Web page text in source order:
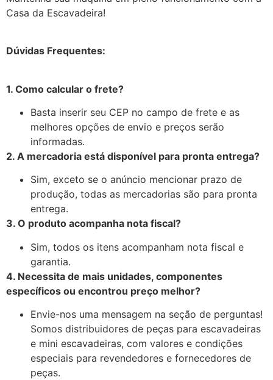
Casa da Escavadeira!
Dúvidas Frequentes:
1. Como calcular o frete?
Basta inserir seu CEP no campo de frete e as
melhores opções de envio e preços serão
informadas.
2. A mercadoria está disponível para pronta entrega?
Sim, exceto se o anúncio mencionar prazo de
produção, todas as mercadorias são para pronta
entrega.
3. O produto acompanha nota fiscal?
Sim, todos os itens acompanham nota fiscal e
garantia.
4. Necessita de mais unidades, componentes
específicos ou encontrou preço melhor?
Envie-nos uma mensagem na seção de perguntas!
Somos distribuidores de peças para escavadeiras
e mini escavadeiras, com valores e condições
especiais para revendedores e fornecedores de
peças.